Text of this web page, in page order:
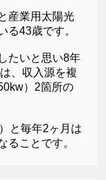
産業用太陽光
る43歳です。
たいと思い8年
、収入源を複
）2箇所の
と毎年2ヶ月は
ることです。